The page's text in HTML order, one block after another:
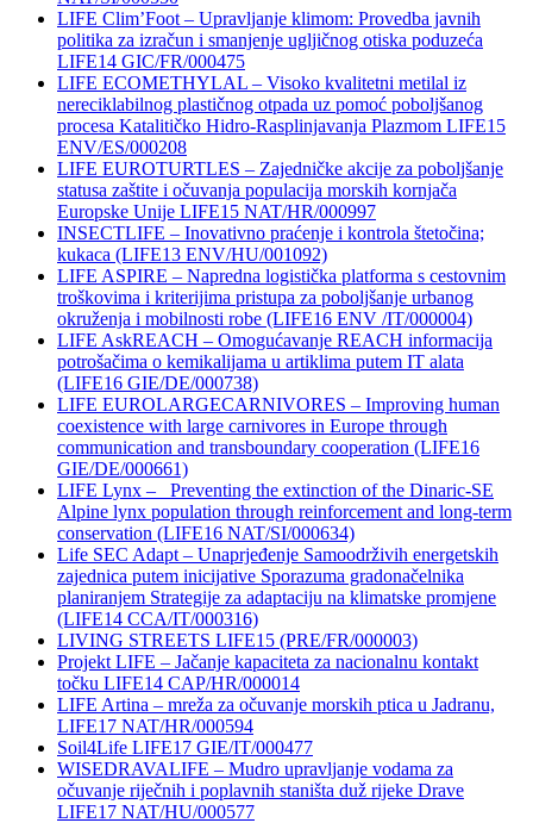
LIFE Clim’Foot – Upravljanje klimom: Provedba javnih
politika za izračun i smanjenje ugljičnog otiska poduzeća
LIFE14 GIC/FR/000475
LIFE ECOMETHYLAL – Visoko kvalitetni metilal iz
nereciklabilnog plastičnog otpada uz pomoć poboljšanog
procesa Katalitičko Hidro-Rasplinjavanja Plazmom LIFE15
ENV/ES/000208
LIFE EUROTURTLES – Zajedničke akcije za poboljšanje
statusa zaštite i očuvanja populacija morskih kornjača
Europske Unije LIFE15 NAT/HR/000997
INSECTLIFE – Inovativno praćenje i kontrola štetočina;
kukaca (LIFE13 ENV/HU/001092)
LIFE ASPIRE – Napredna logistička platforma s cestovnim
troškovima i kriterijima pristupa za poboljšanje urbanog
okruženja i mobilnosti robe (LIFE16 ENV /IT/000004)
LIFE AskREACH – Omogućavanje REACH informacija
potrošačima o kemikalijama u artiklima putem IT alata
(LIFE16 GIE/DE/000738)
LIFE EUROLARGECARNIVORES – Improving human
coexistence with large carnivores in Europe through
communication and transboundary cooperation (LIFE16
GIE/DE/000661)
LIFE Lynx – Preventing the extinction of the Dinaric-SE
Alpine lynx population through reinforcement and long-term
conservation (LIFE16 NAT/SI/000634)
Life SEC Adapt – Unaprjeđenje Samoodrživih energetskih
zajednica putem inicijative Sporazuma gradonačelnika
planiranjem Strategije za adaptaciju na klimatske promjene
(LIFE14 CCA/IT/000316)
LIVING STREETS LIFE15 (PRE/FR/000003)
Projekt LIFE – Jačanje kapaciteta za nacionalnu kontakt
točku LIFE14 CAP/HR/000014
LIFE Artina – mreža za očuvanje morskih ptica u Jadranu,
LIFE17 NAT/HR/000594
Soil4Life LIFE17 GIE/IT/000477
WISEDRAVALIFE – Mudro upravljanje vodama za
očuvanje riječnih i poplavnih staništa duž rijeke Drave
LIFE17 NAT/HU/000577